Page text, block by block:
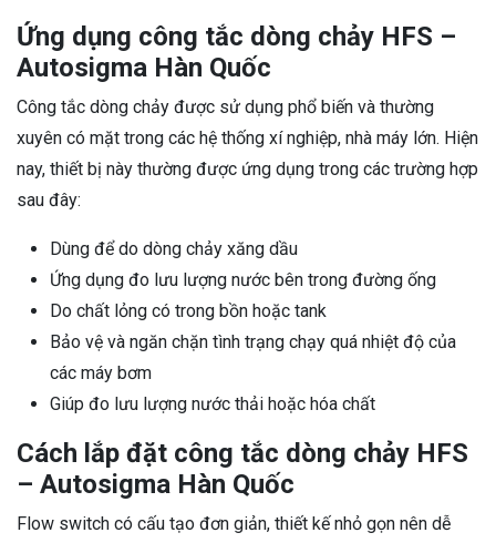
Ứng dụng công tắc dòng chảy HFS –
Autosigma Hàn Quốc
Công tắc dòng chảy được sử dụng phổ biến và thường
xuyên có mặt trong các hệ thống xí nghiệp, nhà máy lớn. Hiện
nay, thiết bị này thường được ứng dụng trong các trường hợp
sau đây:
Dùng để do dòng chảy xăng dầu
Ứng dụng đo lưu lượng nước bên trong đường ống
Do chất lỏng có trong bồn hoặc tank
Bảo vệ và ngăn chặn tình trạng chạy quá nhiệt độ của
các máy bơm
Giúp đo lưu lượng nước thải hoặc hóa chất
Cách lắp đặt công tắc dòng chảy HFS
– Autosigma Hàn Quốc
Flow switch có cấu tạo đơn giản, thiết kế nhỏ gọn nên dễ